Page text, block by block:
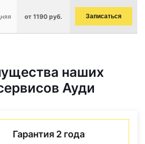
от 1190 руб. Записаться
наших
Ауди
Гарантия 2 года